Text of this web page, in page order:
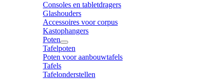
Consoles en tabletdragers
Glashouders
Accessoires voor corpus
Kastophangers
Poten
Tafelpoten
Poten voor aanbouwtafels
Tafels
Tafelonderstellen